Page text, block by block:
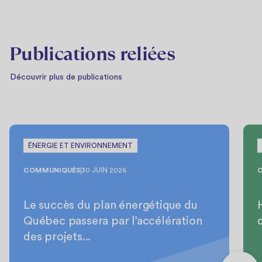
Publications reliées
Découvrir plus de publications
ÉNERGIE ET ENVIRONNEMENT
COMMUNIQUÉS 30 JUIN 2026
Le succès du plan énergétique du
Québec passera par l’accélération
des projets...